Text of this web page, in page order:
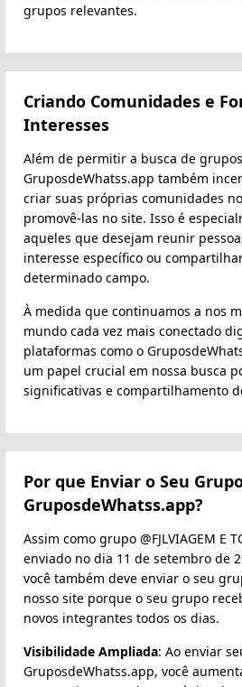
grupos relevantes.
Criando Comunidades e
Interesses
Além de permitir a busca de
GruposdeWhatss.app também
criar suas próprias comunidades
promovê-las no site. Isso é
aqueles que desejam reunir
interesse específico ou
determinado campo.
À medida que continuamos a nos
mundo cada vez mais conectado
plataformas como o
um papel crucial em nossa busca
significativas e compartilhamento
Por que Enviar o Seu
GruposdeWhatss.app?
Assim como grupo @FJLVIAGEM E
enviado no dia 11 de setembro de
você também deve enviar o seu
nosso site porque o seu grupo
novos integrantes todos os dias.
Visibilidade Ampliada: Ao enviar
GruposdeWhatss.app, você